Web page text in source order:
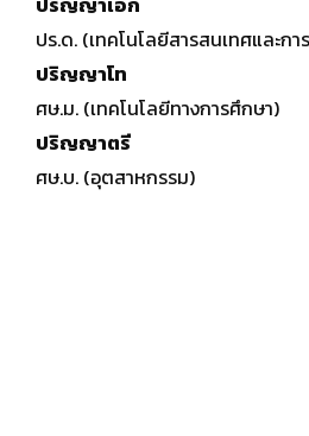
ปร.ด. (เทคโนโลยีสารสนเทศและก
ปริญญาโท
ศษ.ม. (เทคโนโลยีทางการศึกษา)
ปริญญาตรี
ศษ.บ. (อุตสาหกรรม)